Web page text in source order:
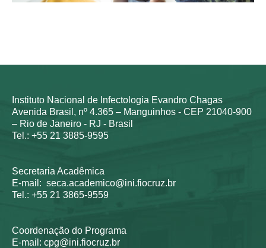
Instituto Nacional de Infectologia Evandro Chagas
Avenida Brasil, nº 4.365 – Manguinhos - CEP 21040-900
– Rio de Janeiro - RJ - Brasil
Tel.: +55 21 3885-9595
Secretaria Acadêmica
E-mail: seca.academico@ini.fiocruz.br
Tel.: +55 21 3865-9559
Coordenação do Programa
E-mail: cpg@ini.fiocruz.br